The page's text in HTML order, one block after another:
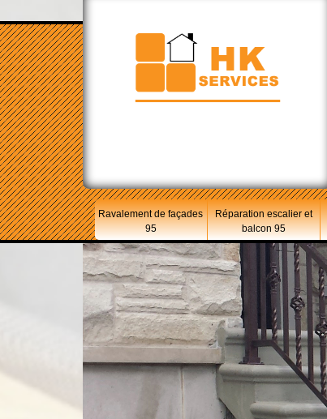
Ravalement de façades
95
Réparation escalier et
balcon 95